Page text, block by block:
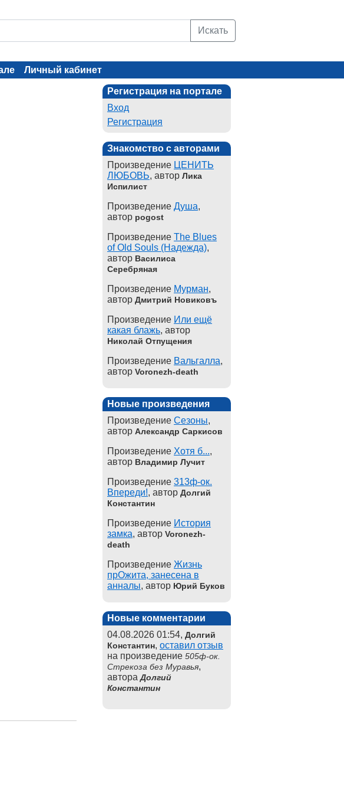
Искать
Личный кабинет
Регистрация на портале
Вход
Регистрация
Знакомство с авторами
Произведение ЦЕНИТЬ
ЛЮБОВЬ, автор Лика
Испилист
Произведение Душа,
автор pogost
Произведение The Blues
of Old Souls (Надежда),
автор Василиса
Серебряная
Произведение Мурман,
автор Дмитрий Новиковъ
Произведение Или ещё
какая блажь, автор
Николай Отпущения
Произведение Вальгалла,
автор Voronezh-death
Новые произведения
Произведение Сезоны,
автор Александр Саркисов
Произведение Хотя б...,
автор Владимир Лучит
Произведение 313ф-ок.
Впереди!, автор Долгий
Константин
Произведение История
замка, автор Voronezh-
death
Произведение Жизнь
прОжита, занесена в
анналы, автор Юрий Буков
Новые комментарии
04.08.2026 01:54, Долгий
Константин, оставил отзыв
на произведение 505ф-ок.
Стрекоза без Муравья,
автораДолгий
Константин